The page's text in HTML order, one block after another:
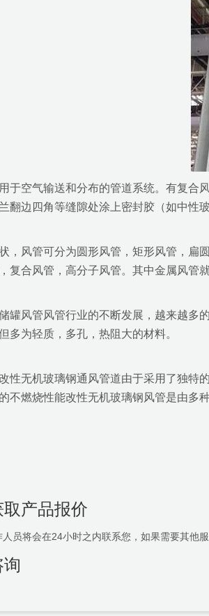
于空气输送和分布的管道系统。有复合
翻边四角等缝隙处涂上密封胶（如中性
，风管可分为圆形风管，矩形风管，扁
复合风管，高分子风管。其中金属风管
罐风管风管行业的不断发展，越来越多
多为轻质，多孔，热阻大的材料。
性无机玻璃钢通风管道由于采用了独特
不燃烧性能改性无机玻璃钢风管是由多
取产品报价
人员将会在24小时之内联系您，如果需要其他
询